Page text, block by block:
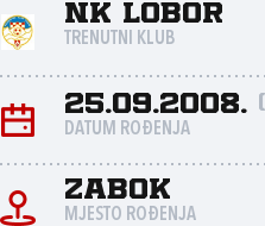
NK Lobor
TRENUTNI KLUB
25.09.2008.
DATUM ROĐENJA
Zabok
MJESTO ROĐENJA